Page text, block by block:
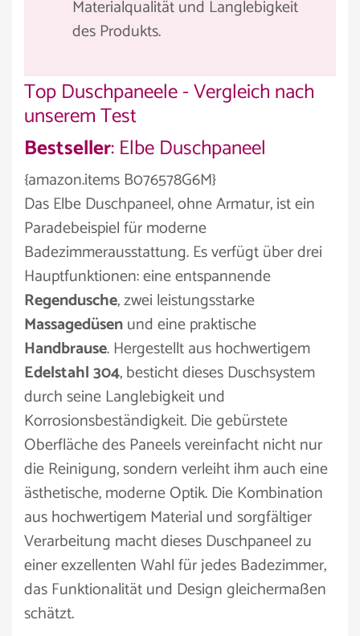
Materialqualität und Langlebigkeit
des Produkts.
Top Duschpaneele - Vergleich nach
unserem Test
Bestseller: Elbe Duschpaneel
{amazon.items B076578G6M}
Das Elbe Duschpaneel, ohne Armatur, ist ein
Paradebeispiel für moderne
Badezimmerausstattung. Es verfügt über drei
Hauptfunktionen: eine entspannende
Regendusche, zwei leistungsstarke
Massagedüsenund eine praktische
Handbrause. Hergestellt aus hochwertigem
Edelstahl 304, besticht dieses Duschsystem
durch seine Langlebigkeit und
Korrosionsbeständigkeit. Die gebürstete
Oberfläche des Paneels vereinfacht nicht nur
die Reinigung, sondern verleiht ihm auch eine
ästhetische, moderne Optik. Die Kombination
aus hochwertigem Material und sorgfältiger
Verarbeitung macht dieses Duschpaneel zu
einer exzellenten Wahl für jedes Badezimmer,
das Funktionalität und Design gleichermaßen
schätzt.